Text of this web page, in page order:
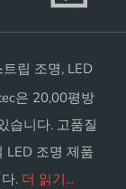
립 조명, LED
은 20,00평방
습니다. 고품질
LED 조명 제품
. 더 읽기...